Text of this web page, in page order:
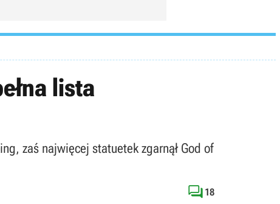
lista
zaś najwięcej statuetek zgarnął God of
 18